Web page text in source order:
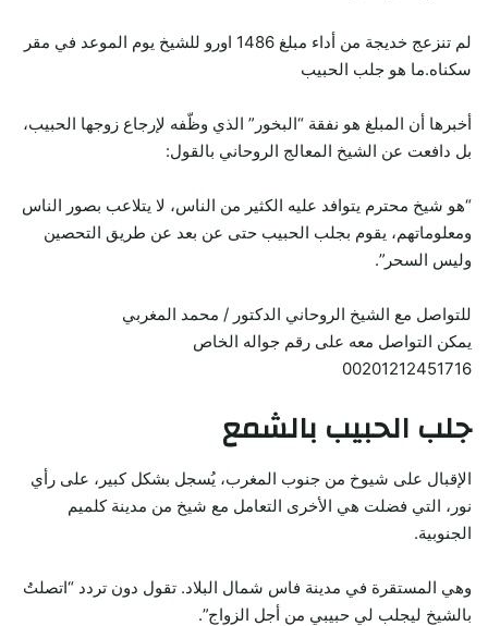
لم تنزعج خديجة من أداء مبلغ 1486 اورو للشيخ يوم الموعد في مقر
سكناه.ما هو جلب الحبيب
أخبرها أن المبلغ هو نفقة “البخور” الذي وظّفه لإرجاع زوجها الحبيب،
بل دافعت عن الشيخ المعالج الروحاني بالقول:
“هو شيخ محترم يتوافد عليه الكثير من الناس، لا يتلاعب بصور الناس
ومعلوماتهم، يقوم بجلب الحبيب حتى عن بعد عن طريق التحصين
وليس السحر”.
للتواصل مع الشيخ الروحاني الدكتور / محمد المغربي
يمكن التواصل معه على رقم جواله الخاص
00201212451716
جلب الحبيب بالشمع
الإقبال على شيوخ من جنوب المغرب، يُسجل بشكل كبير، على رأي
نور، التي فضلت هي الأخرى التعامل مع شيخ من مدينة كلميم
الجنوبية.
وهي المستقرة في مدينة فاس شمال البلاد. تقول دون تردد “اتصلتُ
بالشيخ ليجلب لي حبيبي من أجل الزواج”.